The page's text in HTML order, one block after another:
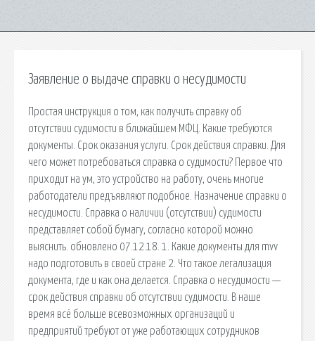
Заявление о выдаче справки о несудимости
Простая инструкция о том, как получить справку об
отсутствии судимости в ближайшем МФЦ. Какие требуются
документы. Срок оказания услуги. Срок действия справки. Для
чего может потребоваться справка о судимости? Первое что
приходит на ум, это устройство на работу, очень многие
работодатели предъявляют подобное. Назначение справки о
несудимости. Справка о наличии (отсутствии) судимости
представляет собой бумагу, согласно которой можно
выяснить. обновлено 07.12.18. 1. Какие документы для mvv
надо подготовить в своей стране 2. Что такое легализация
документа, где и как она делается. Справка о несудимости —
срок действия справки об отсутствии судимости. В наше
время всё больше всевозможных организаций и
предприятий требуют от уже работающих сотрудников